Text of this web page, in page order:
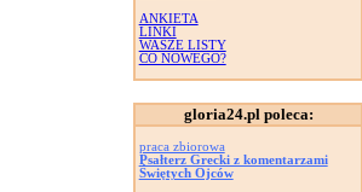
ANKIETA
LINKI
WASZE LISTY
CO NOWEGO?
gloria24.pl poleca:
praca zbiorowa
Psałterz Grecki z komentarzami
Świętych Ojców